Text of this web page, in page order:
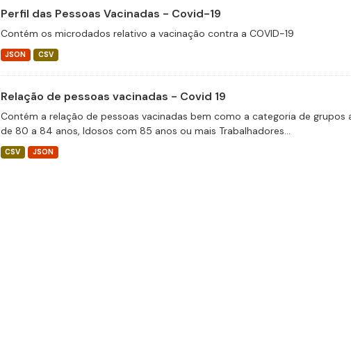
Perfil das Pessoas Vacinadas - Covid-19
Contém os microdados relativo a vacinação contra a COVID-19
JSON CSV
Relação de pessoas vacinadas - Covid 19
Contém a relação de pessoas vacinadas bem como a categoria de grupos
de 80 a 84 anos, Idosos com 85 anos ou mais Trabalhadores...
CSV JSON